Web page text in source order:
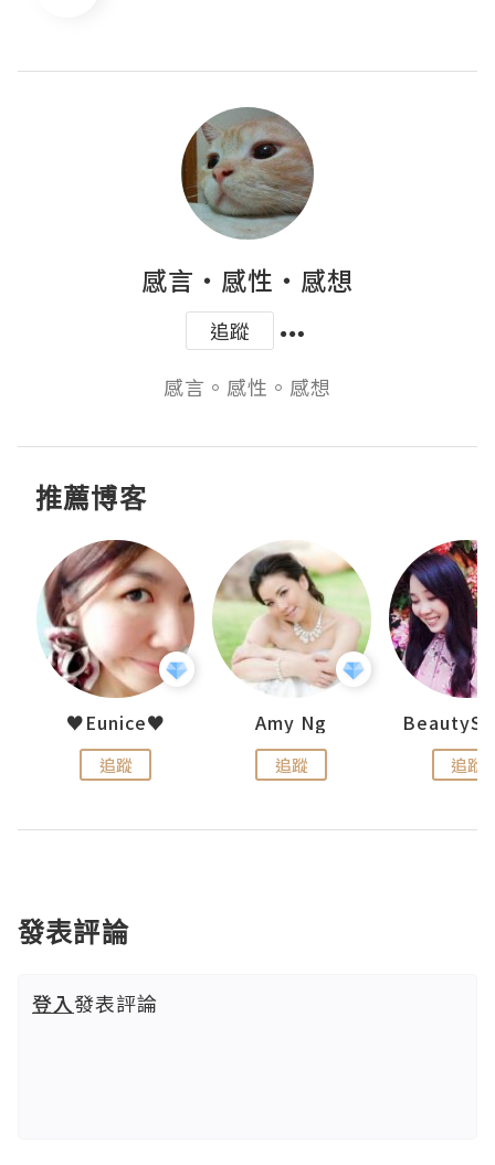
感言‧感性‧感想
追蹤
感言。感性。感想
推薦博客
♥Eunice♥
追蹤
Amy Ng
追蹤 追蹤
發表評論
登入發表評論